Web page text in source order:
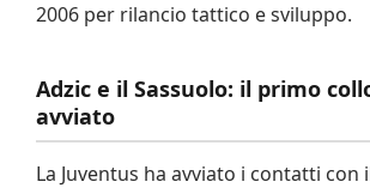
2006 per rilancio tattico e sviluppo.
Adzic e il Sassuolo: il primo
avviato
La Juventus ha avviato i contatti con